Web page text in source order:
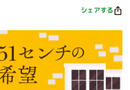
シェアする